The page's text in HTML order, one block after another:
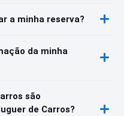
a minha reserva?
da minha
são
de Carros?